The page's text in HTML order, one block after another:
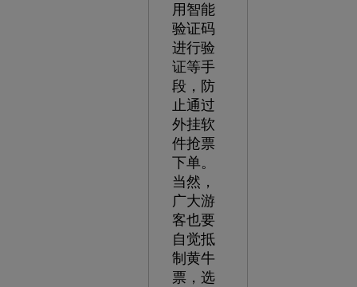
用智能
验证码
进行验
证等手
段，防
止通过
外挂软
件抢票
下单。
当然，
广大游
客也要
自觉抵
制黄牛
票，选